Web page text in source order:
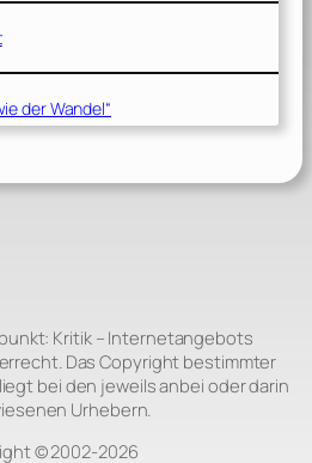
der Wandel“
Kritik – Internetangebots
Das Copyright bestimmter
bei den jeweils anbei oder darin
Urhebern.
© 2002‑2026